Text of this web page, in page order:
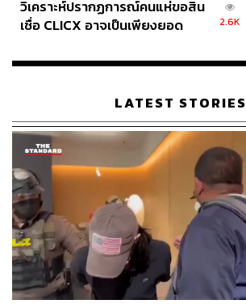
วิเคราะห์ปรากฏการณ์คนแห่ขอสิน
เชื่อ CLICX อาจเป็นเพียงยอด
เรือนไทยที่ถูกซุกไว้
2.6K
LATEST STORIES